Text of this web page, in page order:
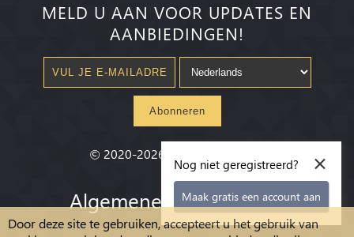
Door deze site te gebruiken, accepteert u het gebruik van
MELD U AAN VOOR UPDATES EN
AANBIEDINGEN!
Abonneren
© 2020-2026
Algemene voorwaarden
×
Nog niet geregistreerd?
Maak gratis een account aan